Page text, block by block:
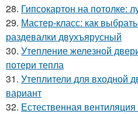
28. Гипсокартон на потолке:
29. Мастер-класс: как
раздевалки двухъярусный
30. Утепление железной
потери тепла
31. Утеплители для входной
вариант
32. Естественная